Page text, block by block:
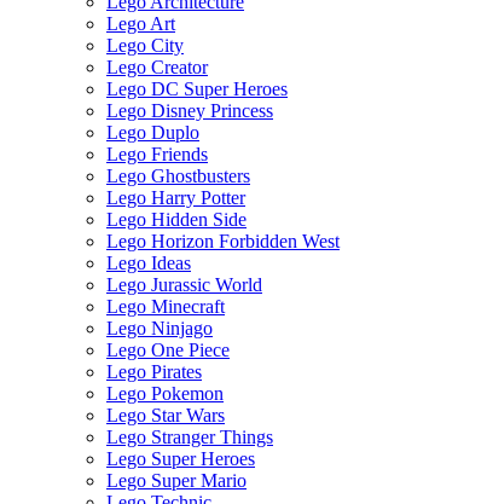
Lego Art
Lego City
Lego Creator
Lego DC Super Heroes
Lego Disney Princess
Lego Duplo
Lego Friends
Lego Ghostbusters
Lego Harry Potter
Lego Hidden Side
Lego Horizon Forbidden West
Lego Ideas
Lego Jurassic World
Lego Minecraft
Lego Ninjago
Lego One Piece
Lego Pirates
Lego Pokemon
Lego Star Wars
Lego Stranger Things
Lego Super Heroes
Lego Super Mario